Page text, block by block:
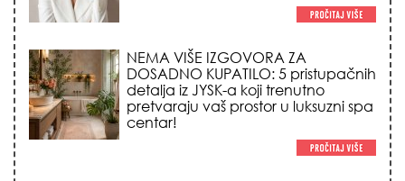
NEMA VIŠE IZGOVORA ZA
DOSADNO KUPATILO: 5 pristupačnih
detalja iz JYSK-a koji trenutno
pretvaraju vaš prostor u luksuzni spa
centar!